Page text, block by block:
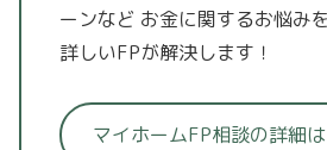
ーンなど お金に関するお悩み
詳しいFPが解決します！
マイホームFP相談の詳細